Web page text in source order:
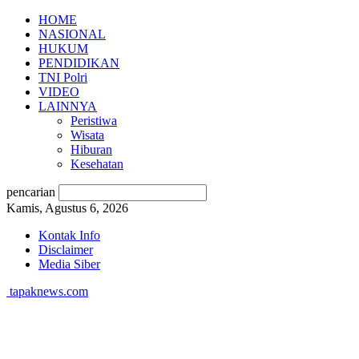
HOME
NASIONAL
HUKUM
PENDIDIKAN
TNI Polri
VIDEO
LAINNYA
Peristiwa
Wisata
Hiburan
Kesehatan
pencarian
Kamis, Agustus 6, 2026
Kontak Info
Disclaimer
Media Siber
tapaknews.com